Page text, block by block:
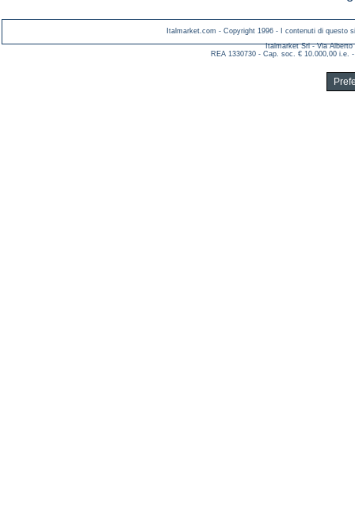
Italmarket.com - Copyright 1996 - I contenuti di questo
Italmarket Srl - Via Alberto
REA 1330730 - Cap. soc. € 10.000,00 i.e.